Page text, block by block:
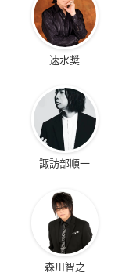
速水奨
諏訪部順一
森川智之